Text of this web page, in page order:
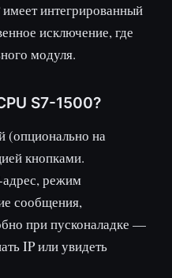
интегрированный
исключение, где
модуля.
S7-1500?
(опционально на
кнопками.
адрес, режим
сообщения,
при пусконаладке —
IP или увидеть